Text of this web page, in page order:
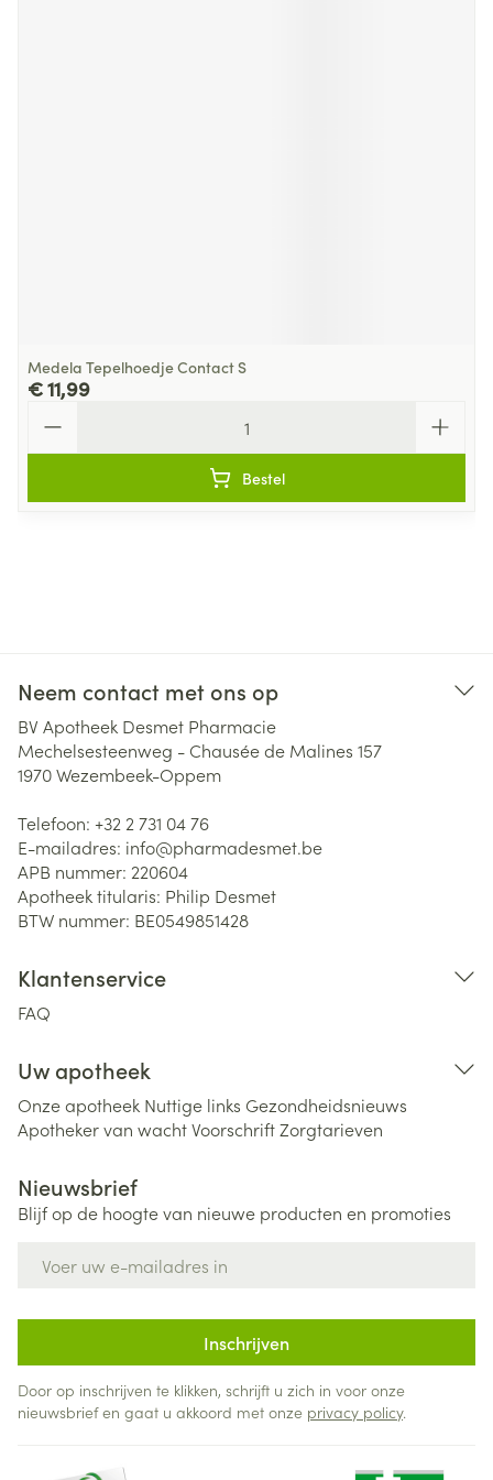
Medela Tepelhoedje Contact S
€ 11,99
Bestel
Neem contact met ons op
BV Apotheek Desmet Pharmacie
Mechelsesteenweg - Chausée de Malines 157
1970Wezembeek-Oppem
Telefoon: +32 2 731 04 76
E-mailadres: info@pharmadesmet.be
APB nummer: 220604
Apotheek titularis: Philip Desmet
BTW nummer: BE0549851428
Klantenservice
FAQ
Uw apotheek
Onze apotheek Nuttige links Gezondheidsnieuws
Apotheker van wachtVoorschriftZorgtarieven
Nieuwsbrief
Blijf op de hoogte van nieuwe producten en promoties
Inschrijven
Door op inschrijven te klikken, schrijft u zich in voor onze
nieuwsbrief en gaat u akkoord met onze privacy policy.